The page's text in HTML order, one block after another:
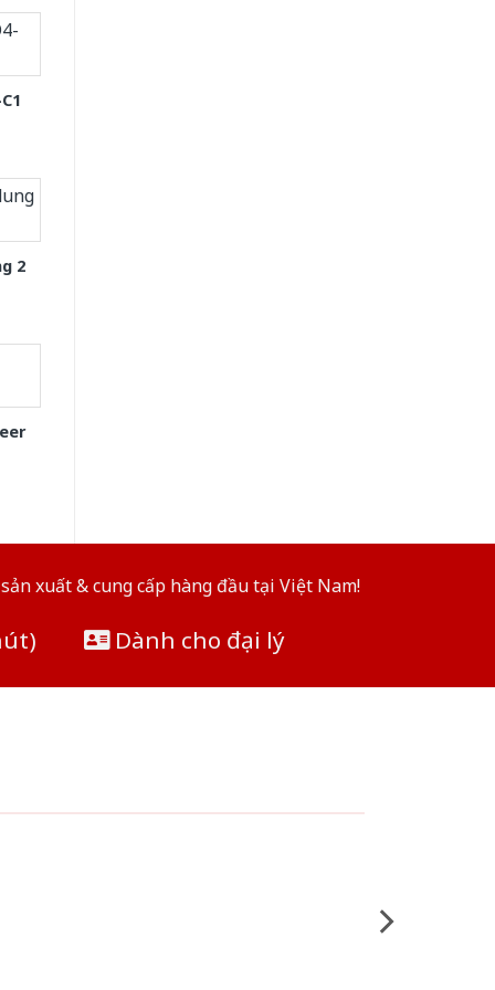
2
xuất & cung cấp hàng đầu tại Việt Nam!
Dành cho đại lý